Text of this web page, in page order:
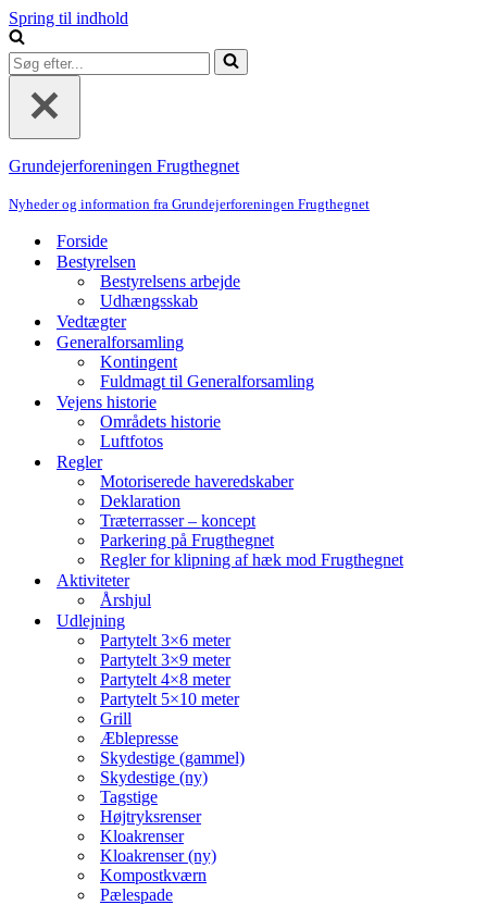
Spring til indhold
Søg
efter...
Grundejerforeningen Frugthegnet
Nyheder og information fra Grundejerforeningen Frugthegnet
Forside
Bestyrelsen
Bestyrelsens arbejde
Udhængsskab
Vedtægter
Generalforsamling
Kontingent
Fuldmagt til Generalforsamling
Vejens historie
Områdets historie
Luftfotos
Regler
Motoriserede haveredskaber
Deklaration
Træterrasser – koncept
Parkering på Frugthegnet
Regler for klipning af hæk mod Frugthegnet
Aktiviteter
Årshjul
Udlejning
Partytelt 3×6 meter
Partytelt 3×9 meter
Partytelt 4×8 meter
Partytelt 5×10 meter
Grill
Æblepresse
Skydestige (gammel)
Skydestige (ny)
Tagstige
Højtryksrenser
Kloakrenser
Kloakrenser (ny)
Kompostkværn
Pælespade